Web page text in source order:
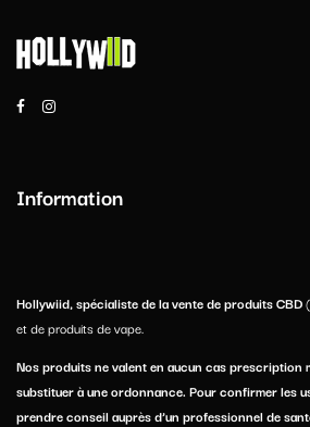
Information
Hollywiid, spécialiste de la vente de produits CBD
et de produits de vape.
Nos produits ne valent en aucun cas prescription
substituer à une ordonnance. Pour confirmer les
prendre conseil auprès d’un professionnel de